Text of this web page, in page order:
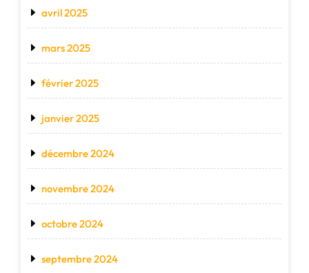
avril 2025
mars 2025
février 2025
janvier 2025
décembre 2024
novembre 2024
octobre 2024
septembre 2024